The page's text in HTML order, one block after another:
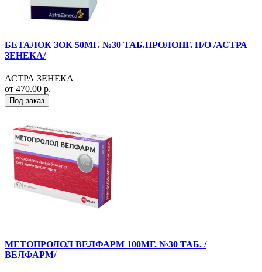
БЕТАЛОК ЗОК 50МГ. №30 ТАБ.ПРОЛОНГ. П/О /АСТРА
ЗЕНЕКА/
АСТРА ЗЕНЕКА
от 470.00 р.
Под заказ
МЕТОПРОЛОЛ ВЕЛФАРМ 100МГ. №30 ТАБ. /
ВЕЛФАРМ/